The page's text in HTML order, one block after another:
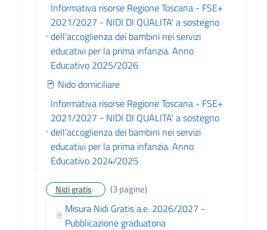
Informativa risorse Regione Toscana - FSE+
2021/2027 - NIDI DI QUALITA' a sostegno
dell'accoglienza dei bambini nei servizi
educativi per la prima infanzia. Anno
Educativo 2025/2026
Nido domiciliare
Informativa risorse Regione Toscana - FSE+
2021/2027 - NIDI DI QUALITA' a sostegno
dell'accoglienza dei bambini nei servizi
educativi per la prima infanzia. Anno
Educativo 2024/2025
Nidi gratis (3 pagine)
Misura Nidi Gratis a.e. 2026/2027 -
Pubblicazione graduatoria